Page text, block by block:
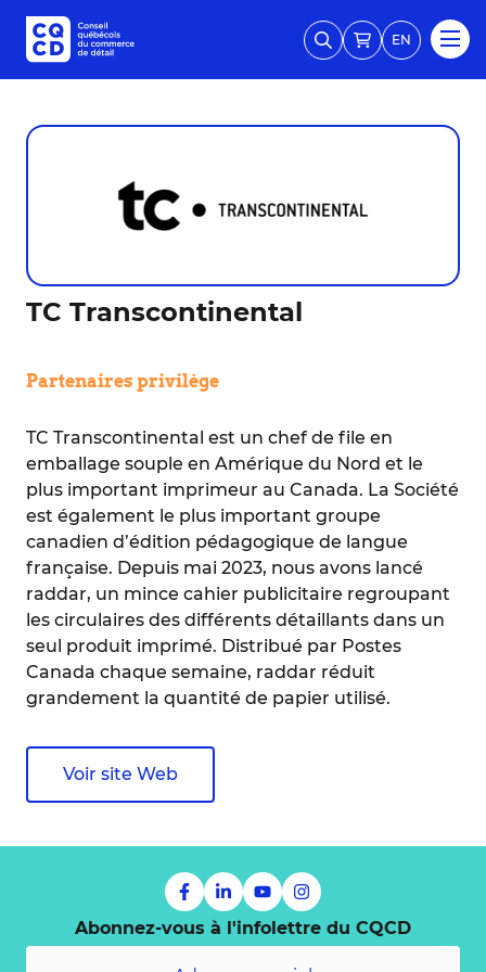
EN
TC Transcontinental
Partenaires privilège
TC Transcontinental est un chef de file en
emballage souple en Amérique du Nord et le
plus important imprimeur au Canada. La Société
est également le plus important groupe
canadien d’édition pédagogique de langue
française. Depuis mai 2023, nous avons lancé
raddar, un mince cahier publicitaire regroupant
les circulaires des différents détaillants dans un
seul produit imprimé. Distribué par Postes
Canada chaque semaine, raddar réduit
grandement la quantité de papier utilisé.
Voir site Web
Abonnez-vous à l'infolettre du CQCD